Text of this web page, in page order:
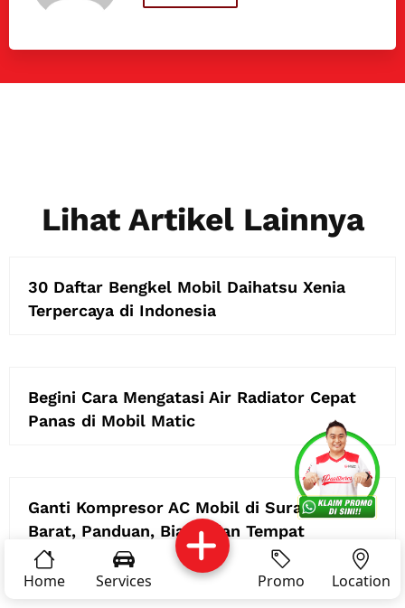
About Us
Complain Reservasi Article
Home Services Promo Location
Lihat Artikel Lainnya
30 Daftar Bengkel Mobil Daihatsu Xenia
Terpercaya di Indonesia
Begini Cara Mengatasi Air Radiator Cepat
Panas di Mobil Matic
Ganti Kompresor AC Mobil di Surabaya
Barat, Panduan, Biaya, dan Tempat
Terpercaya